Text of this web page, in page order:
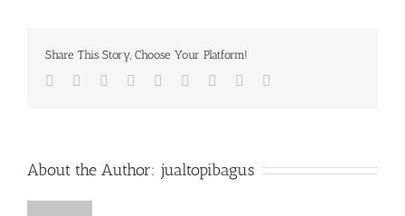
Share This Story, Choose Your Platform!
Facebook
TwitterLinkedIn
Reddit Whatsapp
TumblrPinterest
About the Author: jualtopibagus